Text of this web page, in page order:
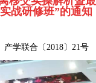
实战研修班”的通知
产学联合〔2018〕21号